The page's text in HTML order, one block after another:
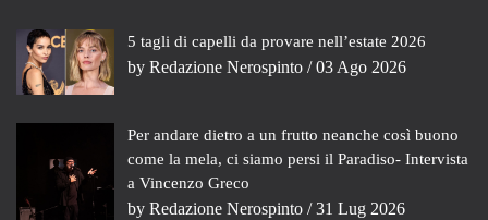
5 tagli di capelli da provare nell’estate 2026
by Redazione Nerospinto / 03 Ago 2026
Per andare dietro a un frutto neanche così buono
come la mela, ci siamo persi il Paradiso- Intervista
a Vincenzo Greco
by Redazione Nerospinto / 31 Lug 2026